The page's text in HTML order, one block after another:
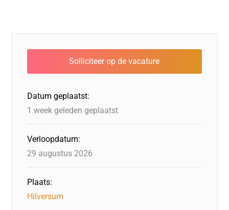
e
b
o
o
k
e
dI
n
o
d
o
n
a
d
s
s
A
p
l
Datum geplaatst:
1 week geleden geplaatst
Verloopdatum:
29 augustus 2026
Plaats:
Hilversum